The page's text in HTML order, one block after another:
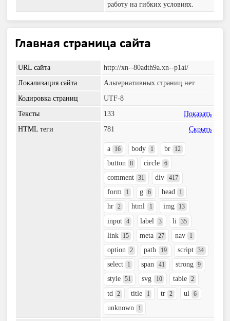
работу на гибких условиях.
Главная страница сайта
URL сайта
http://xn--80adth9a.xn--p1ai/
Локализация сайта
Альтернативных страниц нет
Кодировка страниц
UTF-8
Тексты
133
Показать
HTML теги
781 Скрыть
a 16 body 1 br 12
button 8 circle 6
comment 31 div 417
form 1 g 6 head 1
hr 2 html 1 img 13
input 4 label 3 li 35
link 15 meta 27 nav 1
option 2 path 19 script 34
select 1 span 41 strong 9
style 51 svg 10 table 2
td 2 title 1 tr 2 ul 6
unknown 1